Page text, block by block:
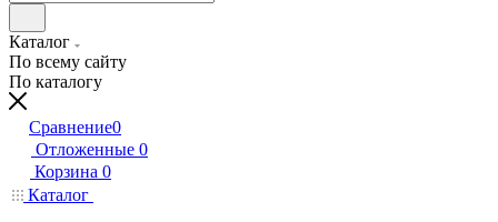
Каталог
По всему сайту
По каталогу
Сравнение0
Отложенные 0
Корзина 0
Каталог